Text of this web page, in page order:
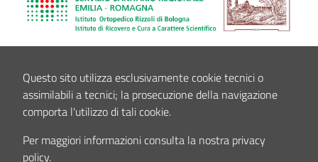
Questo sito utilizza esclusivamente cookie tecnici o
assimilabili a tecnici; la prosecuzione della navigazione
comporta l'utilizzo di tali cookie.
Per maggiori informazioni consulta la nostra privacy
policy.